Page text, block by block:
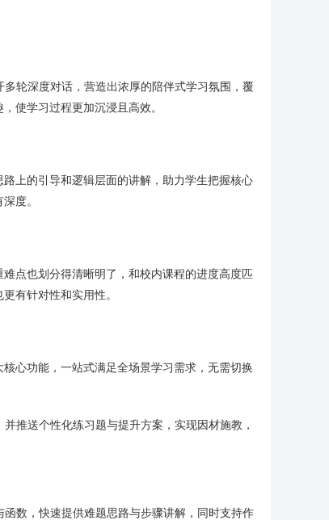
轮深度对话，营造出浓厚的陪伴式学习氛围，覆
使学习过程更加沉浸且高效。
上的引导和逻辑层面的讲解，助力学生把握核心
度。
点也划分得清晰明了，和校内课程的进度高度匹
有针对性和实用性。
心功能，一站式满足全场景学习需求，无需切换
推送个性化练习题与提升方案，实现因材施教，
数，快速提供难题思路与步骤讲解，同时支持作